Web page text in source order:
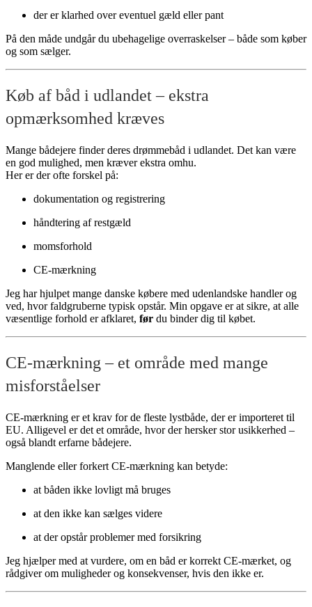
der er klarhed over eventuel gæld eller pant
På den måde undgår du ubehagelige overraskelser – både som køber
og som sælger.
Køb af båd i udlandet – ekstra
opmærksomhed kræves
Mange bådejere finder deres drømmebåd i udlandet. Det kan være
en god mulighed, men kræver ekstra omhu.
Her er der ofte forskel på:
dokumentation og registrering
håndtering af restgæld
momsforhold
CE-mærkning
Jeg har hjulpet mange danske købere med udenlandske handler og
ved, hvor faldgruberne typisk opstår. Min opgave er at sikre, at alle
væsentlige forhold er afklaret, før du binder dig til købet.
CE-mærkning – et område med mange
misforståelser
CE-mærkning er et krav for de fleste lystbåde, der er importeret til
EU. Alligevel er det et område, hvor der hersker stor usikkerhed –
også blandt erfarne bådejere.
Manglende eller forkert CE-mærkning kan betyde:
at båden ikke lovligt må bruges
at den ikke kan sælges videre
at der opstår problemer med forsikring
Jeg hjælper med at vurdere, om en båd er korrekt CE-mærket, og
rådgiver om muligheder og konsekvenser, hvis den ikke er.